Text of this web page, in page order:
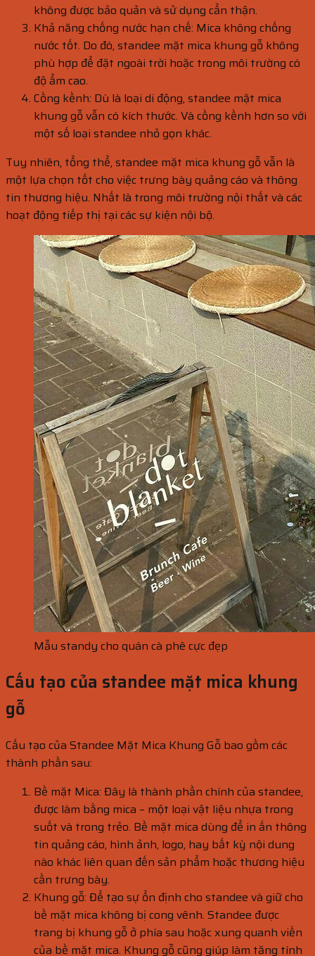
không được bảo quản và sử dụng cẩn thận.
Khả năng chống nước hạn chế: Mica không chống
nước tốt. Do đó, standee mặt mica khung gỗ không
phù hợp để đặt ngoài trời hoặc trong môi trường có
độ ẩm cao.
Cồng kềnh: Dù là loại di động, standee mặt mica
khung gỗ vẫn có kích thước. Và cồng kềnh hơn so với
một số loại standee nhỏ gọn khác.
Tuy nhiên, tổng thể, standee mặt mica khung gỗ vẫn là
một lựa chọn tốt cho việc trưng bày quảng cáo và thông
tin thương hiệu. Nhất là trong môi trường nội thất và các
hoạt động tiếp thị tại các sự kiện nội bộ.
Mẫu standy cho quán cà phê cực đẹp
Cấu tạo của standee mặt mica khung
gỗ
Cấu tạo của Standee Mặt Mica Khung Gỗ bao gồm các
thành phần sau:
Bề mặt Mica: Đây là thành phần chính của standee,
được làm bằng mica – một loại vật liệu nhựa trong
suốt và trong trẻo. Bề mặt mica dùng để in ấn thông
tin quảng cáo, hình ảnh, logo, hay bất kỳ nội dung
nào khác liên quan đến sản phẩm hoặc thương hiệu
cần trưng bày.
Khung gỗ: Để tạo sự ổn định cho standee và giữ cho
bề mặt mica không bị cong vênh. Standee được
trang bị khung gỗ ở phía sau hoặc xung quanh viền
của bề mặt mica. Khung gỗ cũng giúp làm tăng tính